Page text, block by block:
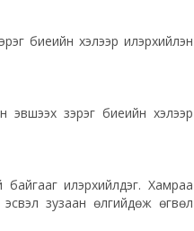
биеийн хэлээр илэрхийлэн
эвшээх зэрэг биеийн хэлээр
байгааг илэрхийлдэг. Хамраа
эсвэл зузаан өлгийдөж өгвөл